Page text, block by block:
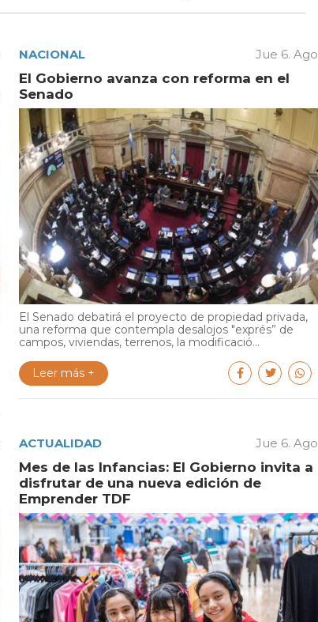
NACIONAL Jue 6. Ago
El Gobierno avanza con reforma en el
Senado
El Senado debatirá el proyecto de propiedad privada,
una reforma que contempla desalojos "exprés” de
campos, viviendas, terrenos, la modificació...
Leer más +
ACTUALIDAD Jue 6. Ago
Mes de las Infancias: El Gobierno invita a
disfrutar de una nueva edición de
Emprender TDF